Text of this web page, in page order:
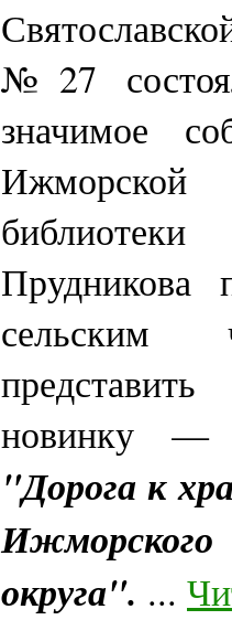
№27
значимое
Прудникова
сельским
новинку —
"Дорога к
округа". ...